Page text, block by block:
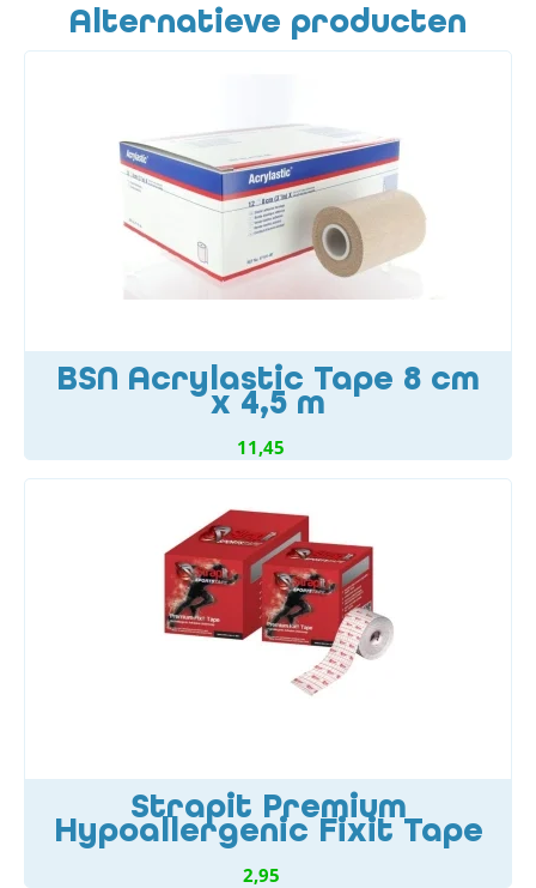
Alternatieve producten
BSN Acrylastic Tape 8 cm
x 4,5 m
11,45
Strapit Premium
Hypoallergenic Fixit Tape
2,95